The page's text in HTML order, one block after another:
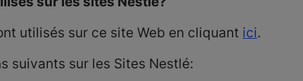
utilisés sur ce site Web en cliquant ici.
suivants sur les Sites Nestlé: